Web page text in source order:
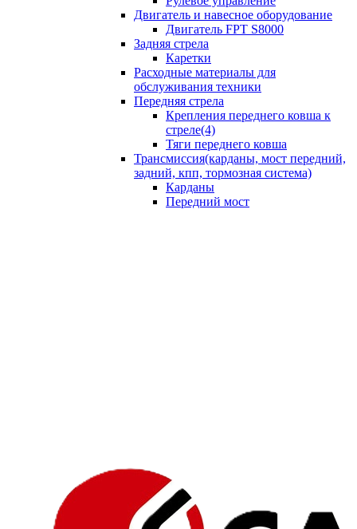
Двигатель и навесное оборудование
Двигатель FPT S8000
Задняя стрела
Каретки
Расходные материалы для
обслуживания техники
Передняя стрела
Крепления переднего ковша к
стреле(4)
Тяги переднего ковша
Трансмиссия(карданы, мост передний,
задний, кпп, тормозная система)
Карданы
Передний мост